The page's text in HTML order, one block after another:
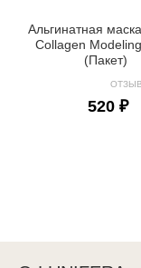
Альгинатная
Collagen
(Пакет)
520 ₽